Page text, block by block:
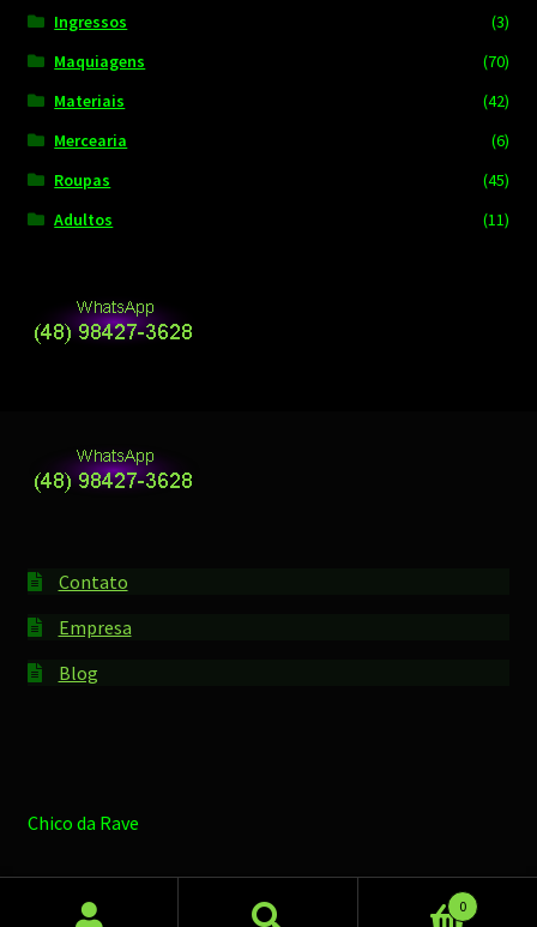
Ingressos
(3)
Maquiagens
(70)
Materiais
(42)
Mercearia
(6)
Roupas
(45)
Adultos
(11)
Contato
Empresa
Blog
Chico da Rave
0